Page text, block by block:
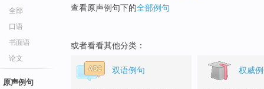
全部
口语
书面语
论文
原声例句
查看原声例句下的全部例句
或者看看其他分类：
双语例句 权威